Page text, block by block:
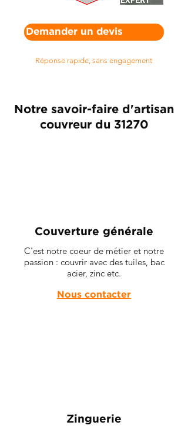
Demander un devis
Réponse rapide, sans engagement
Notre savoir-faire d'artisan
couvreur du 31270
Couverture générale
C'est notre coeur de métier et notre
passion : couvrir avec des tuiles, bac
acier, zinc etc.
Nous contacter
Zinguerie